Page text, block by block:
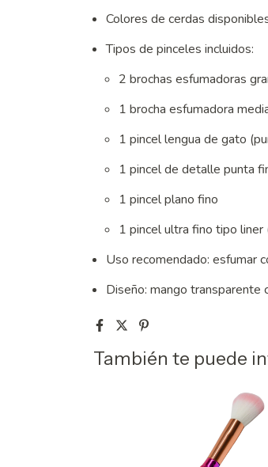
Colores de cerdas
Tipos de pinceles incluidos:
2 brochas esfumadoras
1 brocha esfumadora
1 pincel lengua de gato
1 pincel de detalle punta
1 pincel plano fino
1 pincel ultra fino tipo liner
Uso recomendado: esfumar
Diseño: mango transparente
También te puede